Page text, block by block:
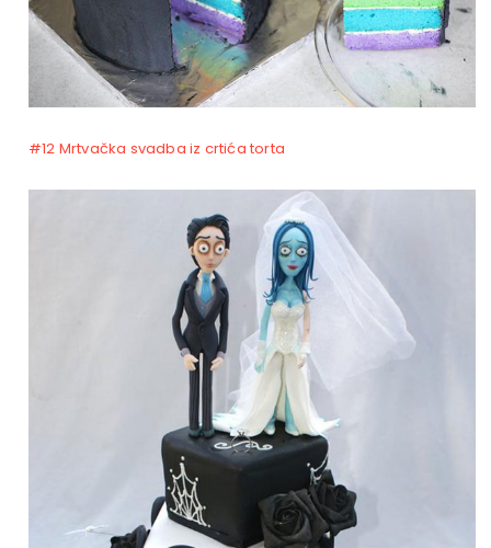
#12 Mrtvačka svadba iz crtića torta